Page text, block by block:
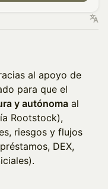
al apoyo de
para que el
y autónoma al
Rootstock),
riesgos y flujos
DEX,